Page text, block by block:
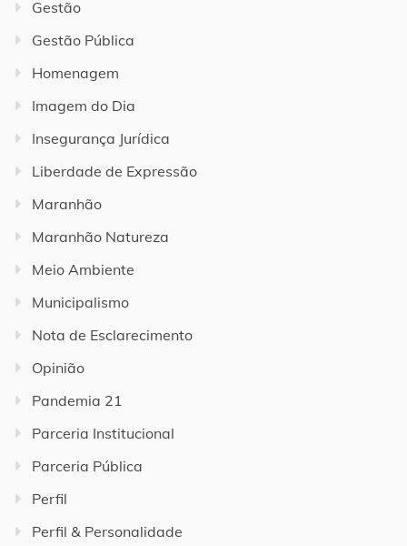
Gestão
Gestão Pública
Homenagem
Imagem do Dia
Insegurança Jurídica
Liberdade de Expressão
Maranhão
Maranhão Natureza
Meio Ambiente
Municipalismo
Nota de Esclarecimento
Opinião
Pandemia 21
Parceria Institucional
Parceria Pública
Perfil
Perfil & Personalidade